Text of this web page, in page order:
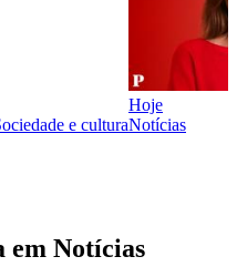
e cultura
Hoje
Notícias
em Notícias